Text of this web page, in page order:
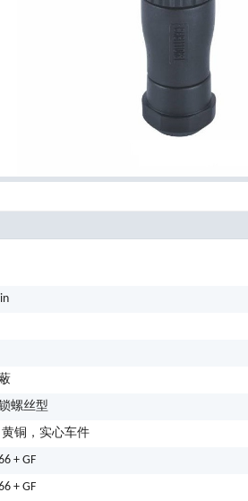
螺丝型
黄铜，实心车件
+ GF
+ GF